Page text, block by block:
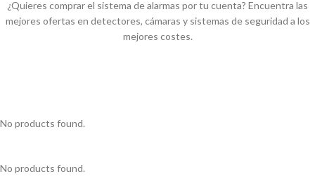
¿Quieres comprar el sistema de alarmas por tu cuenta? Encuentra las
mejores ofertas en detectores, cámaras y sistemas de seguridad a los
mejores costes.
No products found.
No products found.